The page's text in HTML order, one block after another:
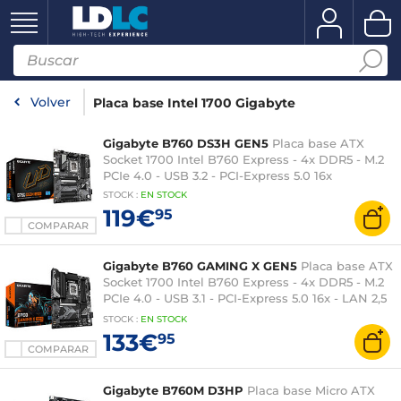
Volver Placa base Intel 1700 Gigabyte
COMPARAR
Gigabyte B760 DS3H GEN5 Placa base ATX
Socket 1700 Intel B760 Express - 4x DDR5 - M.2
PCIe 4.0 - USB 3.2 - PCI-Express 5.0 16x
STOCK : EN STOCK
119€95
COMPARAR
Gigabyte B760 GAMING X GEN5 Placa base ATX
Socket 1700 Intel B760 Express - 4x DDR5 - M.2
PCIe 4.0 - USB 3.1 - PCI-Express 5.0 16x - LAN 2,5
GbE
STOCK : EN STOCK
133€95
Gigabyte B760M D3HP Placa base Micro ATX